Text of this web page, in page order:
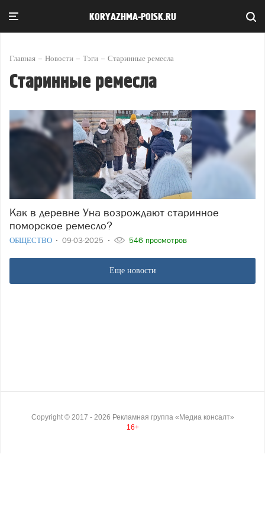
KORYAZHMA-POISK.RU
Главная Новости Тэги Старинные ремесла
Старинные ремесла
Как в деревне Уна возрождают старинное
поморское ремесло?
ОБЩЕСТВО 09-03-2025 546 просмотров
Еще новости
Copyright © 2017 - 2026 Рекламная группа «Медиа консалт»
16+